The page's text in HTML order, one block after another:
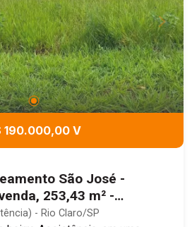
190.000,00 V
São José -
253,43 m² -
- Rio Claro/SP